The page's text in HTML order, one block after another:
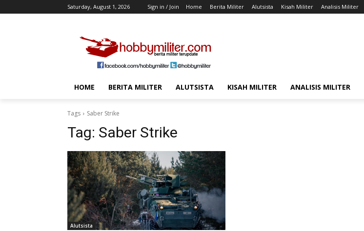
Saturday, August 1, 2026 Sign in / Join Home Berita Militer Alutsista Kisah Militer Analisis Militer
HOME BERITA MILITER ALUTSISTA KISAH MILITER ANALISIS MILITER
Tags Saber Strike
Tag: Saber Strike
Alutsista